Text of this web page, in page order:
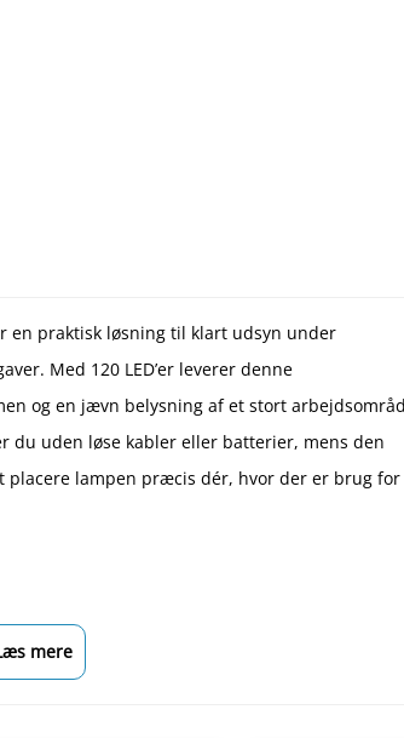
en praktisk løsning til klart udsyn under
Med 120 LED’er leverer denne
og en jævn belysning af et stort
du uden løse kabler eller batterier, mens den
lampen præcis dér, hvor der er brug for
mere